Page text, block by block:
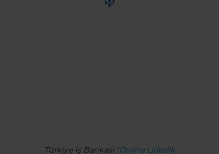
Türkiye İş Bankası "Online Liderlik